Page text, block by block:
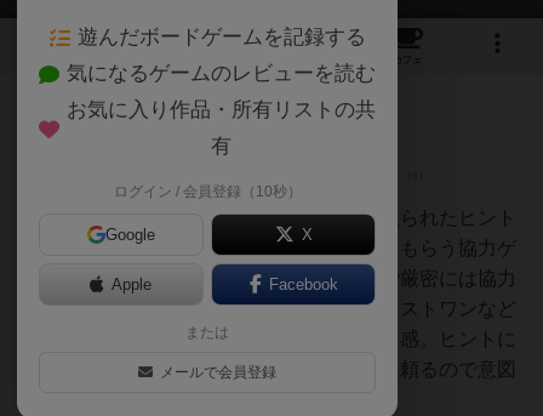
5 1 20
カフェ
74名
親のプレイヤーがお題を決めて限られたヒント
の中から他のプレイヤーに当ててもらう協力ゲ
ーム。得点を競う要素はあるので厳密には協力
ではないが、コードネームやジャストワンなど
の協力ゲームと似たようなプレイ感。ヒントに
制限がありプレイヤーの想像力に頼るので意図
皇帝
遊んだボードゲームを記録する
気になるゲームのレビューを読む
お気に入り作品・所有リストの共
有
ログイン / 会員登録（10秒）
Google X
Apple Facebook
または
メールで会員登録